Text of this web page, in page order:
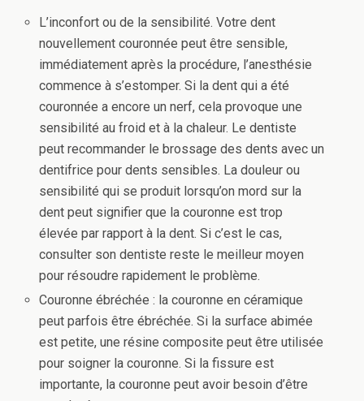
L’inconfort ou de la sensibilité. Votre dent
nouvellement couronnée peut être sensible,
immédiatement après la procédure, l’anesthésie
commence à s’estomper. Si la dent qui a été
couronnée a encore un nerf, cela provoque une
sensibilité au froid et à la chaleur. Le dentiste
peut recommander le brossage des dents avec un
dentifrice pour dents sensibles. La douleur ou
sensibilité qui se produit lorsqu’on mord sur la
dent peut signifier que la couronne est trop
élevée par rapport à la dent. Si c’est le cas,
consulter son dentiste reste le meilleur moyen
pour résoudre rapidement le problème.
Couronne ébréchée : la couronne en céramique
peut parfois être ébréchée. Si la surface abimée
est petite, une résine composite peut être utilisée
pour soigner la couronne. Si la fissure est
importante, la couronne peut avoir besoin d’être